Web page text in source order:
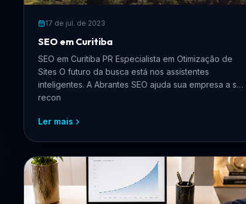
17 de jul. de 2023
SEO em Curitiba
SEO em Curitiba PR Especialista em Otimização de
Sites O futuro da busca está nos assistentes
inteligentes. A Abrantes SEO ajuda sua empresa a ser
recon
Ler mais